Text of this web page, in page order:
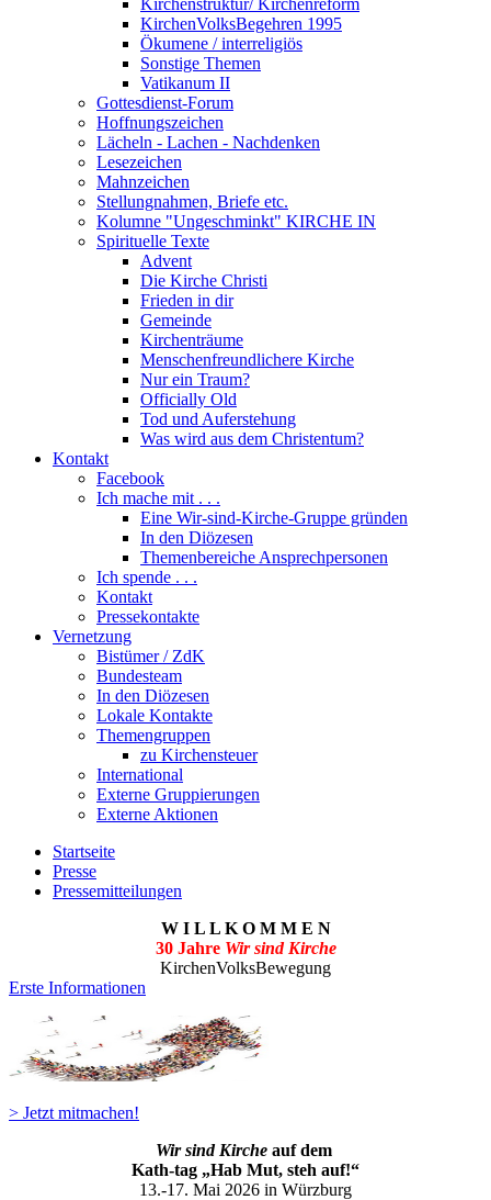
Kirchenstruktur/ Kirchenreform
KirchenVolksBegehren 1995
Ökumene / interreligiös
Sonstige Themen
Vatikanum II
Gottesdienst-Forum
Hoffnungszeichen
Lächeln - Lachen - Nachdenken
Lesezeichen
Mahnzeichen
Stellungnahmen, Briefe etc.
Kolumne "Ungeschminkt" KIRCHE IN
Spirituelle Texte
Advent
Die Kirche Christi
Frieden in dir
Gemeinde
Kirchenträume
Menschenfreundlichere Kirche
Nur ein Traum?
Officially Old
Tod und Auferstehung
Was wird aus dem Christentum?
Kontakt
Facebook
Ich mache mit . . .
Eine Wir-sind-Kirche-Gruppe gründen
In den Diözesen
Themenbereiche Ansprechpersonen
Ich spende . . .
Kontakt
Pressekontakte
Vernetzung
Bistümer / ZdK
Bundesteam
In den Diözesen
Lokale Kontakte
Themengruppen
zu Kirchensteuer
International
Externe Gruppierungen
Externe Aktionen
Startseite
Presse
Pressemitteilungen
W I L L K O M M E N
30 Jahre Wir sind Kirche
KirchenVolksBewegung
Erste Informationen
> Jetzt mitmachen!
Wir sind Kirche auf dem
Kath-tag „Hab Mut, steh auf!“
13.-17. Mai 2026 in Würzburg